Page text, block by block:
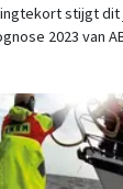
stijgt
2023 van